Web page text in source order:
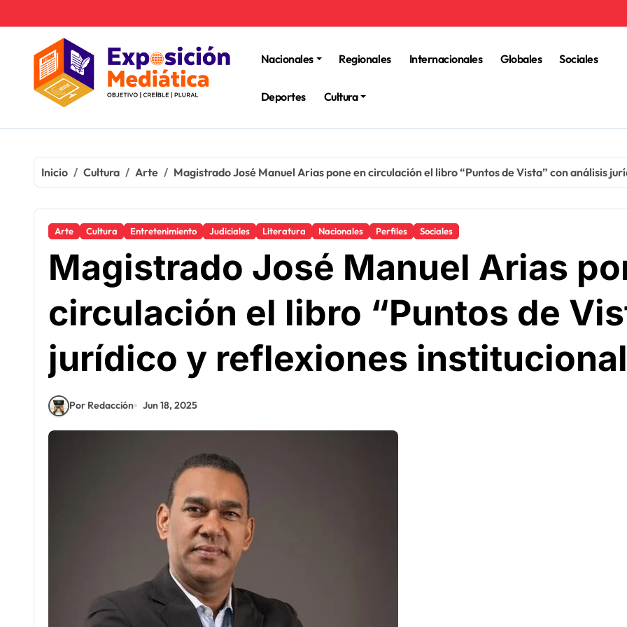
Nacionales
Regionales Internacionales Globales Sociales
Deportes Cultura
Inicio Cultura Arte Magistrado José Manuel Arias pone en circulación el libro “Puntos de Vista” con análisis
Arte Cultura Entretenimiento Judiciales Literatura Nacionales Perfiles Sociales
Magistrado José Manuel Arias
circulación el libro “Puntos de
jurídico y reflexiones
Por Redacción Jun 18, 2025